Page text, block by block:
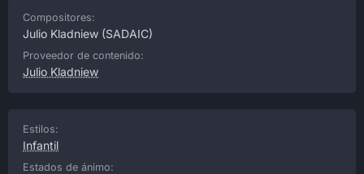
Compositores:
Julio Kladniew (SADAIC)
Proveedor de contenido:
Julio Kladniew
Estilos:
Infantil
Estados de ánimo: